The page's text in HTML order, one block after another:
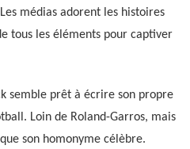
médias adorent les histoires
tous les éléments pour captiver
semble prêt à écrire son propre
Loin de Roland-Garros, mais
son homonyme célèbre.